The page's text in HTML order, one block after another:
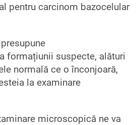
pentru carcinom bazocelular
formațiunii suspecte, alături
normală ce o înconjoară,
la examinare
microscopică ne va